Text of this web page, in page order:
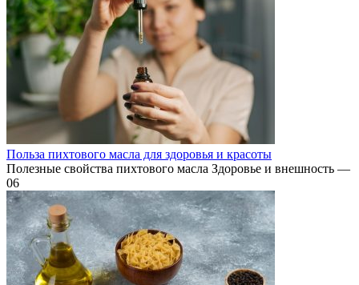
Польза пихтового масла для здоровья и красоты
Полезные свойства пихтового масла Здоровье и внешность —
06